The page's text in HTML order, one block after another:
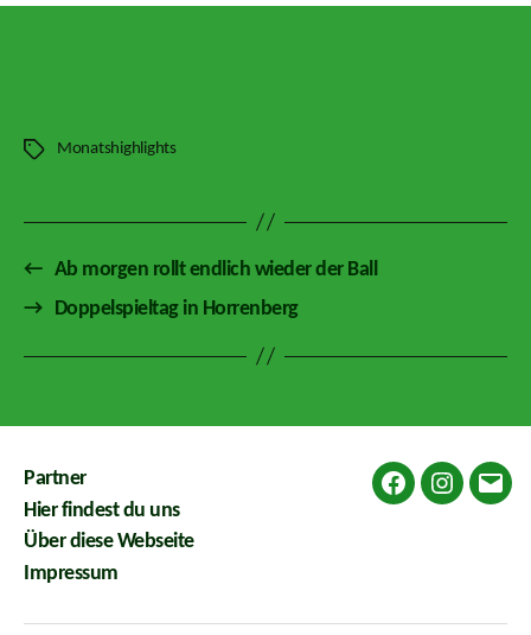
Schlagwörter
Monatshighlights
← Ab morgen rollt endlich wieder der Ball
→
Doppelspieltag in Horrenberg
Partner
Hier findest du uns
Über diese Webseite
Impressum
FacebookInstagram
E-